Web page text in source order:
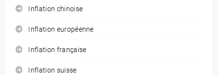
Inflation chinoise
Inflation européenne
Inflation française
Inflation suisse